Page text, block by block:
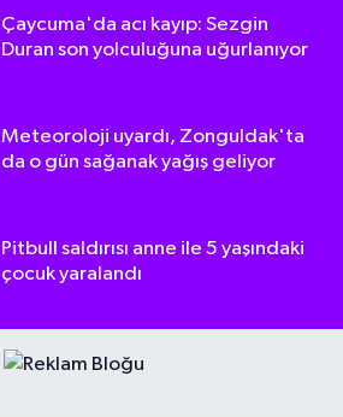
Çaycuma'da acı kayıp: Sezgin
Duran son yolculuğuna uğurlanıyor
Meteoroloji uyardı, Zonguldak'ta
da o gün sağanak yağış geliyor
Pitbull saldırısı anne ile 5 yaşındaki
çocuk yaralandı